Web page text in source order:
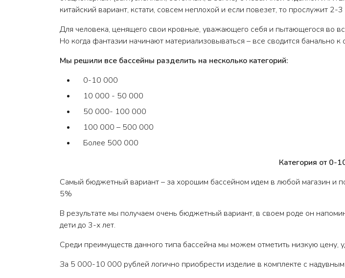
китайский вариант, кстати, совсем неплохой и если повезет, то прослужит 2-3
Для человека, ценящего свои кровные, уважающего себя и пытающегося во
Но когда фантазии начинают материализовываться – все сводится банально к
Мы решили все бассейны разделить на несколько категорий:
0-10 000
10 000 - 50 000
50 000- 100 000
100 000 – 500 000
Более 500 000
Категория от 0-
Самый бюджетный вариант – за хорошим бассейном идем в любой магазин и
5%
В результате мы получаем очень бюджетный вариант, в своем роде он
дети до 3-х лет.
Среди преимуществ данного типа бассейна мы можем отметить низкую цену,
За 5 000-10 000 рублей логично приобрести изделие в комплекте с